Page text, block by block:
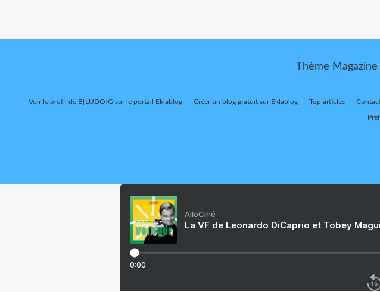
Thème
Voir le profil de B[LUDO]G sur le portail Eklablog Créer un blog gratuit sur Eklablog Top articles
AlloCiné
La VF de Leonardo DiCaprio et Tobey
0:00